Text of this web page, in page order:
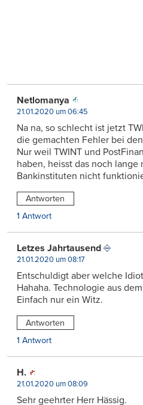
Netlomanya
21.01.2020 um 06:45
Na na, so schlecht ist jetzt
die gemachten Fehler bei
Nur weil TWINT und
haben, heisst das noch lange
Bankinstituten nicht
Antworten
1 Antwort
Letzes Jahrtausend
21.01.2020 um 08:17
Entschuldigt aber welche
Hahaha. Technologie aus
Einfach nur ein Witz.
Antworten
1 Antwort
H.
21.01.2020 um 08:09
Sehr geehrter Herr Hässig.